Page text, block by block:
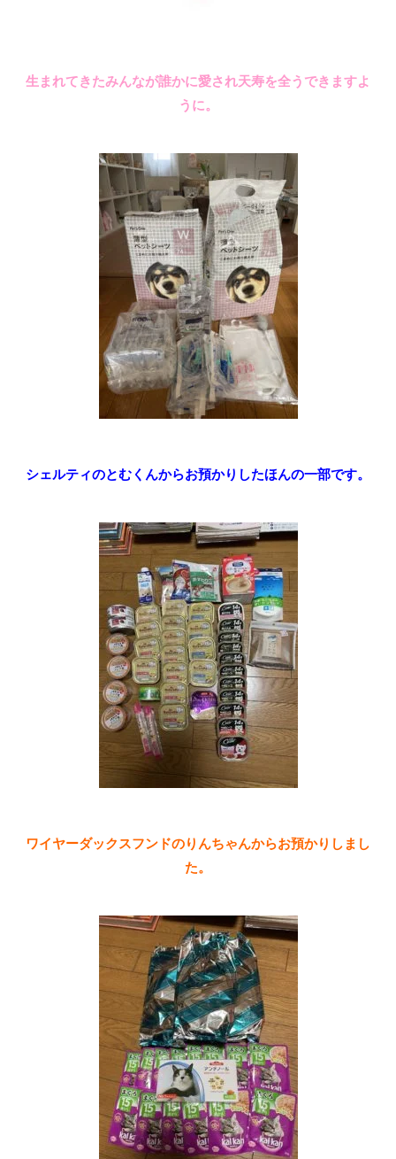
生まれてきたみんなが誰かに愛され天寿を全うできますよ
うに。
シェルティのとむくんからお預かりしたほんの一部です。
ワイヤーダックスフンドのりんちゃんからお預かりしまし
た。